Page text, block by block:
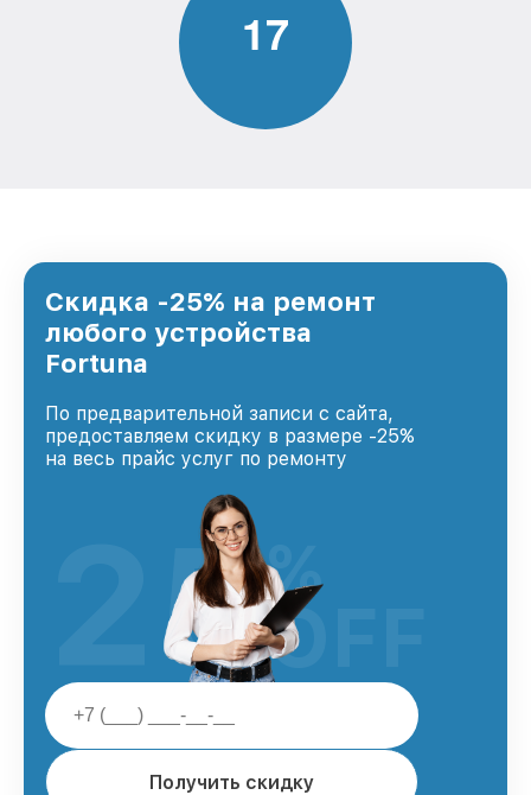
17
Скидка -25% на ремонт
любого устройства
Fortuna
По предварительной записи с сайта,
предоставляем скидку в размере -25%
на весь прайс услуг по ремонту
Получить скидку
25%
OFF